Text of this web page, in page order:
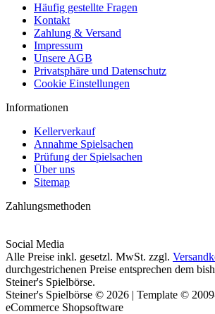
Häufig gestellte Fragen
Kontakt
Zahlung & Versand
Impressum
Unsere AGB
Privatsphäre und Datenschutz
Cookie Einstellungen
Informationen
Kellerverkauf
Annahme Spielsachen
Prüfung der Spielsachen
Über uns
Sitemap
Zahlungsmethoden
Social Media
Alle Preise inkl. gesetzl. MwSt. zzgl.
durchgestrichenen Preise entsprechen dem
Steiner's Spielbörse.
Steiner's Spielbörse © 2026 | Template ©
eCommerce Shopsoftware